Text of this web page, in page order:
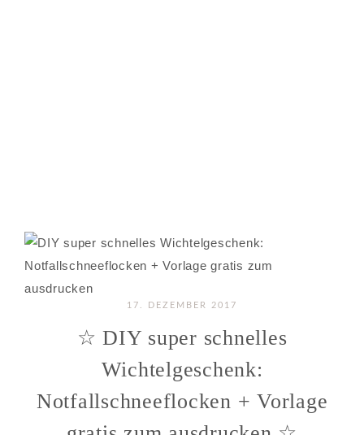
17. DEZEMBER 2017
☆ DIY super schnelles
Wichtelgeschenk:
Notfallschneeflocken + Vorlage